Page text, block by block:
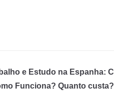
e Estudo na Espanha: C
Funciona? Quanto custa?